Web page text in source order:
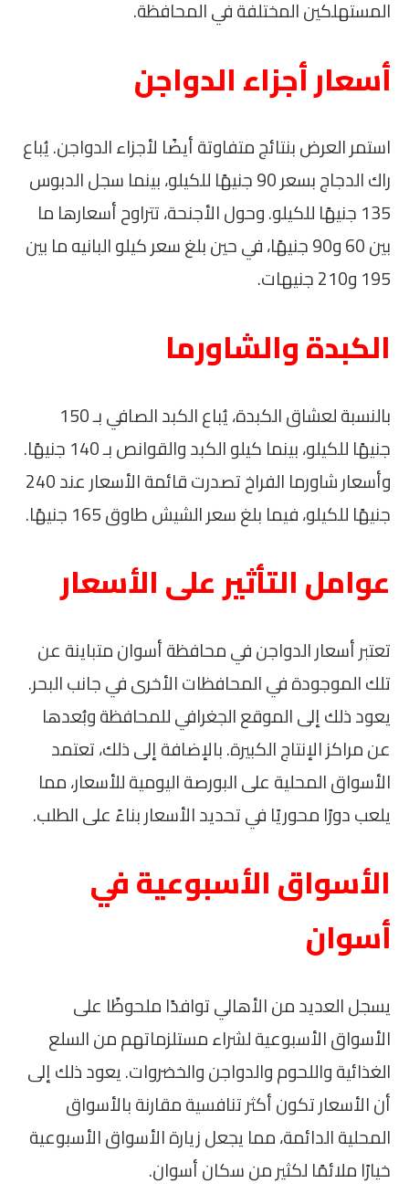
المستهلكين المختلفة في المحافظة.
أسعار أجزاء الدواجن
استمر العرض بنتائج متفاوتة أيضًا لأجزاء الدواجن. يُباع
راك الدجاج بسعر 90 جنيهًا للكيلو، بينما سجل الدبوس
135 جنيهًا للكيلو. وحول الأجنحة، تتراوح أسعارها ما
بين 60 و90 جنيهًا، في حين بلغ سعر كيلو البانيه ما بين
195 و210 جنيهات.
الكبدة والشاورما
بالنسبة لعشاق الكبدة، يُباع الكبد الصافي بـ 150
جنيهًا للكيلو، بينما كيلو الكبد والقوانص بـ 140 جنيهًا.
وأسعار شاورما الفراخ تصدرت قائمة الأسعار عند 240
جنيهًا للكيلو، فيما بلغ سعر الشيش طاوق 165 جنيهًا.
عوامل التأثير على الأسعار
تعتبر أسعار الدواجن في محافظة أسوان متباينة عن
تلك الموجودة في المحافظات الأخرى في جانب البحر.
يعود ذلك إلى الموقع الجغرافي للمحافظة وبُعدها
عن مراكز الإنتاج الكبيرة. بالإضافة إلى ذلك، تعتمد
الأسواق المحلية على البورصة اليومية للأسعار، مما
يلعب دورًا محوريًا في تحديد الأسعار بناءً على الطلب.
الأسواق الأسبوعية في
أسوان
يسجل العديد من الأهالي توافدًا ملحوظًا على
الأسواق الأسبوعية لشراء مستلزماتهم من السلع
الغذائية واللحوم والدواجن والخضروات. يعود ذلك إلى
أن الأسعار تكون أكثر تنافسية مقارنة بالأسواق
المحلية الدائمة، مما يجعل زيارة الأسواق الأسبوعية
خيارًا ملائمًا لكثير من سكان أسوان.